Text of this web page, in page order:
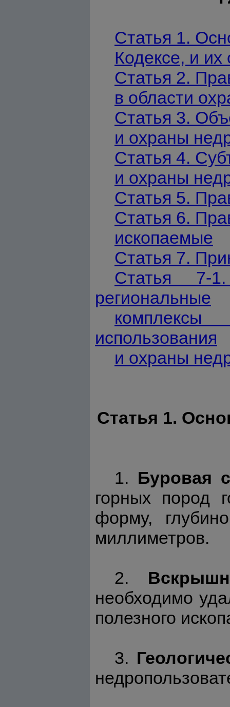
Статья 1.
Кодексе, и
Статья 2.
в области
Статья 3.
и охраны
Статья 4.
и охраны
Статья 5.
Статья 6.
ископаемые
Статья 7.
Статья 7-
региональные
комплексы
использования
и охраны
Статья 1.
1. Буровая
горных пород
форму,
миллиметров.
2.
необходимо
полезного
3.